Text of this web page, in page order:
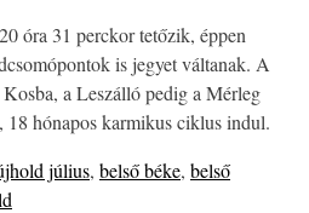
óra 31 perckor tetőzik, éppen
is jegyet váltanak. A
a Leszálló pedig a Mérleg
18 hónapos karmikus ciklus indul.
július, belső béke, belső